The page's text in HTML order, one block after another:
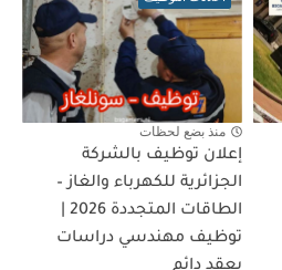
منذ بضع لحظات
إعلان توظيف بالشركة
الجزائرية للكهرباء والغاز –
توظيف مهندسي دراسات